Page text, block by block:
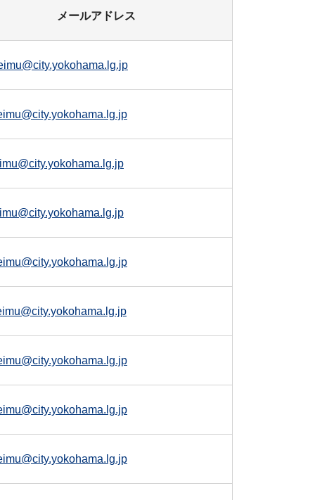
メールアドレス